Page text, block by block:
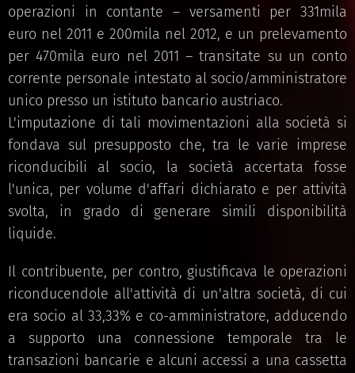
operazioni in contante – versamenti per 331mila
euro nel 2011 e 200mila nel 2012, e un prelevamento
per 470mila euro nel 2011 – transitate su un conto
corrente personale intestato al socio/amministratore
unico presso un istituto bancario austriaco.
L'imputazione di tali movimentazioni alla società si
fondava sul presupposto che, tra le varie imprese
riconducibili al socio, la società accertata fosse
l'unica, per volume d'affari dichiarato e per attività
svolta, in grado di generare simili disponibilità
liquide.
Il contribuente, per contro, giustificava le operazioni
riconducendole all'attività di un'altra società, di cui
era socio al 33,33% e co-amministratore, adducendo
a supporto una connessione temporale tra le
transazioni bancarie e alcuni accessi a una cassetta